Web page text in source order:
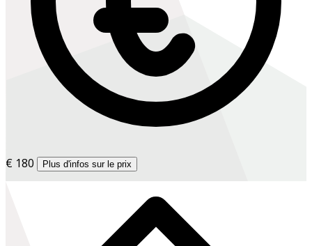
€ 180 Plus d'infos sur le prix